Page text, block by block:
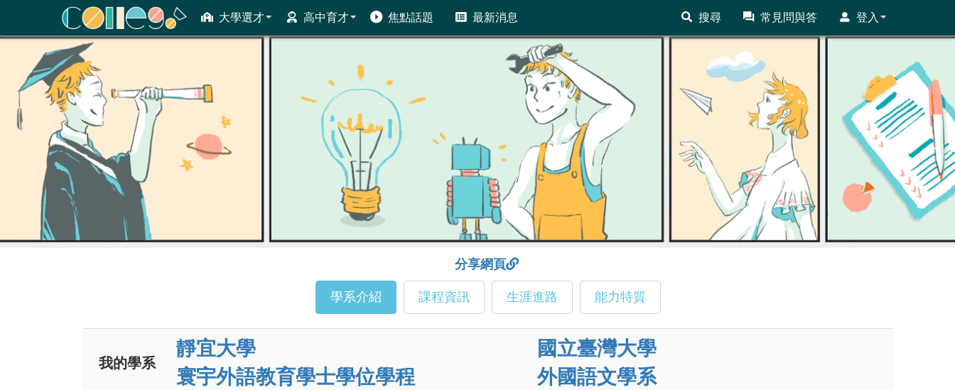
大學選才 高中育才 焦點話題 最新消息 搜尋 常見問與答 登入
ColleGo! 大學選才與高中育才輔助系統
分享網頁
學系介紹 課程資訊 生涯進路 能力特質
我的學系
靜宜大學
寰宇外語教育學士學位學程
國立臺灣大學
外國語文學系